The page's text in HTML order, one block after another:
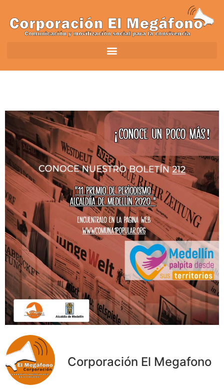
Corporación El Megafono